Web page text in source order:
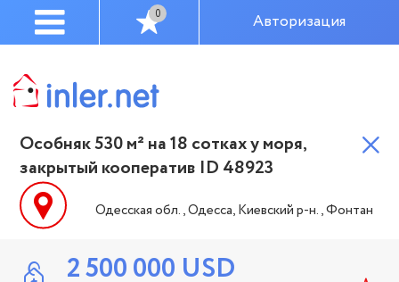
0 Авторизация
Особняк 530 м² на 18 сотках у моря,
закрытый кооператив ID 48923
Одесская обл., Одесса, Киевский р-н., Фонтан
2 500 000 USD